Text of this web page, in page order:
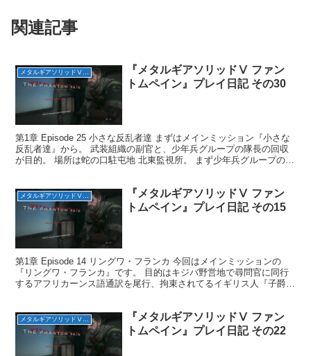
関連記事
『メタルギアソリッドⅤ ファン
トムペイン』プレイ日記 その30
第1章 Episode 25 小さな反乱者達 まずはメインミッション『小さな
反乱者達』から。 武装組織の副官と、少年兵グループの隊長の回収
が目的。 場所は蛇の口駐屯地 北東監視所。 まず少年兵グループの隊
『メタルギアソリッドⅤ ファン
トムペイン』プレイ日記 その15
第1章 Episode 14 リングワ・フランカ 今回はメインミッションの
『リングワ・フランカ』です。 目的はキジバ野営地で尋問官に同行
するアフリカーンス語通訳を尾行、拘束されてるイギリス人『子爵』
『メタルギアソリッドⅤ ファン
トムペイン』プレイ日記 その22